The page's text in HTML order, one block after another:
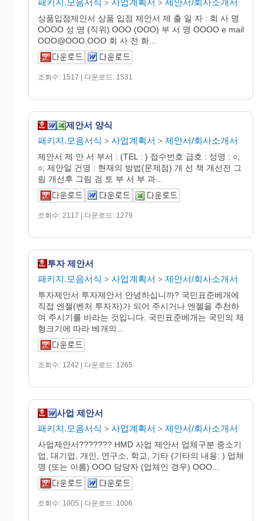
> >
상품입점제안서 상품 입점 제안서 제 출 일 자 : 회 사 명
OOOO 성 명 (직위) OOO (OOO) 부 서 명 OOOO e mail
OOO@OOO.OOO 회 사 전 화...
조회수: 1517 | 다운로드: 1531
제안서 양식
패키지.모음서식 > 사업계획서 > 제안서/회사소개서
제안서 제 안 서 부서 : (TEL : ) 접수번호 급호 : 성명 : ○;
○; 제안일 건명 : 현재의 방법(문제점) 개 선 책 개선전 그
림 개선후 그림 검 토 부 서 부 과...
조회수: 2117 | 다운로드: 1279
투자 제안서
패키지.모음서식 > 사업계획서 > 제안서/회사소개서
투자제안서 투자제안서 안녕하십니까? 국민표준베개에
직접 엔젤(벤처 투자자)가 되어 주시거나 엔젤을 추천하
여 주시기를 바라는 것입니다. 국민표준베개는 국민의 체
형크기에 따라 베개의...
조회수: 1242 | 다운로드: 1265
사업 제안서
패키지.모음서식 > 사업계획서 > 제안서/회사소개서
사업제안서??????? HMD 사업 제안서 업체구분 중소기
업, 대기업, 개인, 연구소, 학교, 기타 (기타의 내용: ) 업체
명 (또는 이름) OOO 담당자 (업체인 경우) OOO...
조회수: 1005 | 다운로드: 1006